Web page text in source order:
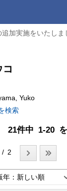
加実施をいたしま
Yuko
検索
21件中 1-20
/ 2
年：新しい順